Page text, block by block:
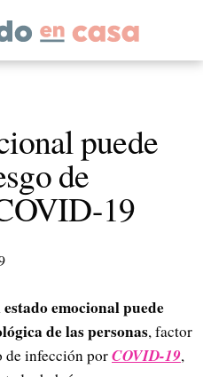
puede
de
19
estado emocional puede
de las personas, factor
de infección porCOVID-19,